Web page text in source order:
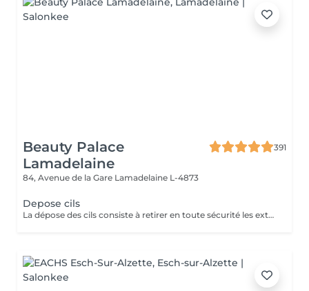
Beauty Palace
Lamadelaine
391
84, Avenue de la Gare Lamadelaine L-4873
Depose cils
La dépose des cils consiste à retirer en toute sécurité les extensions de cils qui ont été fixées précédemment. Cela se fait généralement avec un produit spécifique qui adoucit la colle, permettant ainsi de retirer délicatement les extensions sans abîmer les cils naturels. Cette procédure est essentielle pour préserver la santé des cils naturels et peut être nécessaire lorsque vous souhaitez changer votre style de cils ou cesser d'utiliser des extensions. Elle doit être effectuée par un professionnel pour éviter d'endommager les cils naturels.